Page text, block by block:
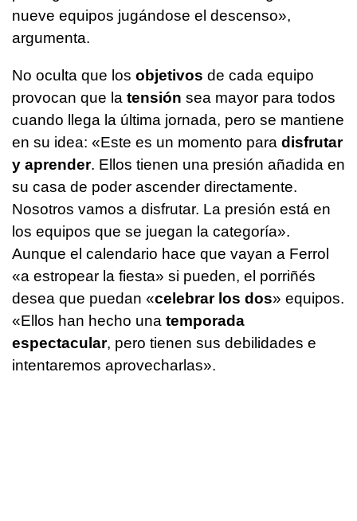
nueve equipos jugándose el descenso»,
argumenta.
No oculta que los objetivos de cada equipo
provocan que la tensión sea mayor para todos
cuando llega la última jornada, pero se mantiene
en su idea: «Este es un momento para disfrutar
y aprender. Ellos tienen una presión añadida en
su casa de poder ascender directamente.
Nosotros vamos a disfrutar. La presión está en
los equipos que se juegan la categoría».
Aunque el calendario hace que vayan a Ferrol
«a estropear la fiesta» si pueden, el porriñés
desea que puedan «celebrar los dos» equipos.
«Ellos han hecho una temporada
espectacular, pero tienen sus debilidades e
intentaremos aprovecharlas».